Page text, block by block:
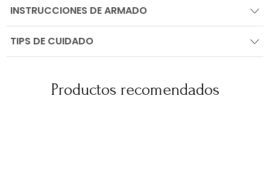
INSTRUCCIONES DE ARMADO
TIPS DE CUIDADO
Productos recomendados